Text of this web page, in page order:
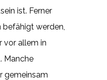
ist. Ferner
befähigt werden,
vor allem in
Manche
gemeinsam